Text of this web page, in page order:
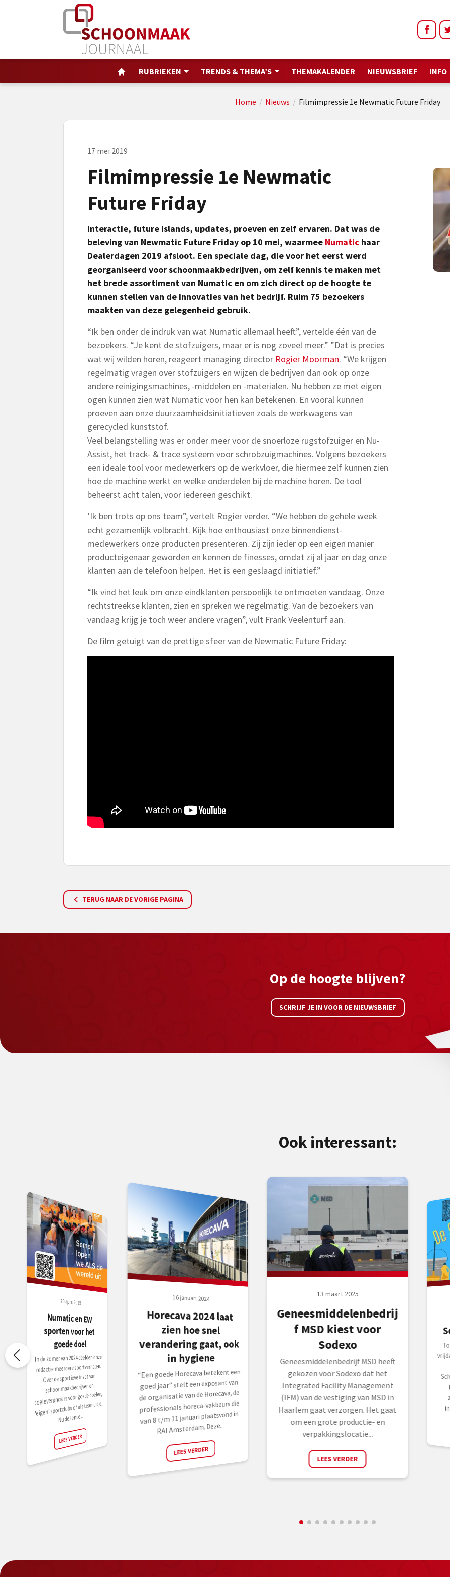
RUBRIEKEN TRENDS & THEMA’S THEMAKALENDER NIEUWSBRIEF INFO
Home / Nieuws / Filmimpressie 1e Newmatic Future Friday
17 mei 2019
Filmimpressie 1e Newmatic
Future Friday
Interactie, future islands, updates, proeven en zelf ervaren. Dat was de
beleving van Newmatic Future Friday op 10 mei, waarmee Numatic haar
Dealerdagen 2019 afsloot. Een speciale dag, die voor het eerst werd
georganiseerd voor schoonmaakbedrijven, om zelf kennis te maken met
het brede assortiment van Numatic en om zich direct op de hoogte te
kunnen stellen van de innovaties van het bedrijf. Ruim 75 bezoekers
maakten van deze gelegenheid gebruik.
“Ik ben onder de indruk van wat Numatic allemaal heeft”, vertelde één van de
bezoekers. “Je kent de stofzuigers, maar er is nog zoveel meer.” ”Dat is precies
wat wij wilden horen, reageert managing director Rogier Moorman. “We krijgen
regelmatig vragen over stofzuigers en wijzen de bedrijven dan ook op onze
andere reinigingsmachines, -middelen en -materialen. Nu hebben ze met eigen
ogen kunnen zien wat Numatic voor hen kan betekenen. En vooral kunnen
proeven aan onze duurzaamheidsinitiatieven zoals de werkwagens van
gerecycled kunststof.
Veel belangstelling was er onder meer voor de snoerloze rugstofzuiger en Nu-
Assist, het track- & trace systeem voor schrobzuigmachines. Volgens bezoekers
een ideale tool voor medewerkers op de werkvloer, die hiermee zelf kunnen zien
hoe de machine werkt en welke onderdelen bij de machine horen. De tool
beheerst acht talen, voor iedereen geschikt.
‘Ik ben trots op ons team”, vertelt Rogier verder. “We hebben de gehele week
echt gezamenlijk volbracht. Kijk hoe enthousiast onze binnendienst-
medewerkers onze producten presenteren. Zij zijn ieder op een eigen manier
producteigenaar geworden en kennen de finesses, omdat zij al jaar en dag onze
klanten aan de telefoon helpen. Het is een geslaagd initiatief.”
“Ik vind het leuk om onze eindklanten persoonlijk te ontmoeten vandaag. Onze
rechtstreekse klanten, zien en spreken we regelmatig. Van de bezoekers van
vandaag krijg je toch weer andere vragen”, vult Frank Veelenturf aan.
De film getuigt van de prettige sfeer van de Newmatic Future Friday:
TERUG NAAR DE VORIGE PAGINA
Op de hoogte blijven?
SCHRIJF JE IN VOOR DE NIEUWSBRIEF
Ook interessant:
20 april 2025
Numatic en EW
sporten voor het
goede doel
In de zomer van 2024 deelden onze
redactie meerdere sportverhalen.
Over de sportieve inzet van
schoonmaakbedrijven en
toeleveranciers voor goede doelen,
'eigen' sportclubs of als teamuitje.
Nu de lente...
LEES VERDER
16 januari 2024
Horecava 2024 laat
zien hoe snel
verandering gaat, ook
in hygiene
“Een goede Horecava betekent een
goed jaar” stelt een exposant van
de organisatie van de Horecava, de
professionals horeca-vakbeurs die
van 8 t/m 11 januari plaatsvond in
RAI Amsterdam. Deze...
LEES VERDER
13 maart 2025
Geneesmiddelenbedrij
f MSD kiest voor
Sodexo
Geneesmiddelenbedrijf MSD heeft
gekozen voor Sodexo dat het
Integrated Facility Management
(IFM) van de vestiging van MSD in
Haarlem gaat verzorgen. Het gaat
om een grote productie- en
verpakkingslocatie...
LEES VERDER